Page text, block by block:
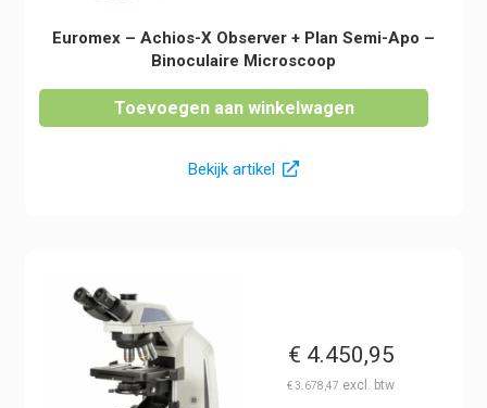
Euromex – Achios-X Observer + Plan Semi-Apo –
Binoculaire Microscoop
Toevoegen aan winkelwagen
Bekijk artikel
€ 4.450,95
€3.678,47